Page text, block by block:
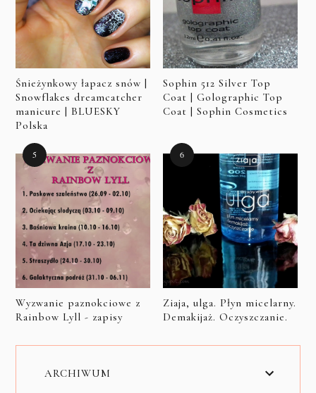
Śnieżynkowy łapacz snów |
Snowflakes dreamcatcher
manicure | BLUESKY
Polska
Sophin 512 Silver Top
Coat | Golographic Top
Coat | Sophin Cosmetics
Wyzwanie paznokciowe z
Rainbow Lyll - zapisy
Ziaja, ulga. Płyn micelarny.
Demakijaż. Oczyszczanie.
ARCHIWUM